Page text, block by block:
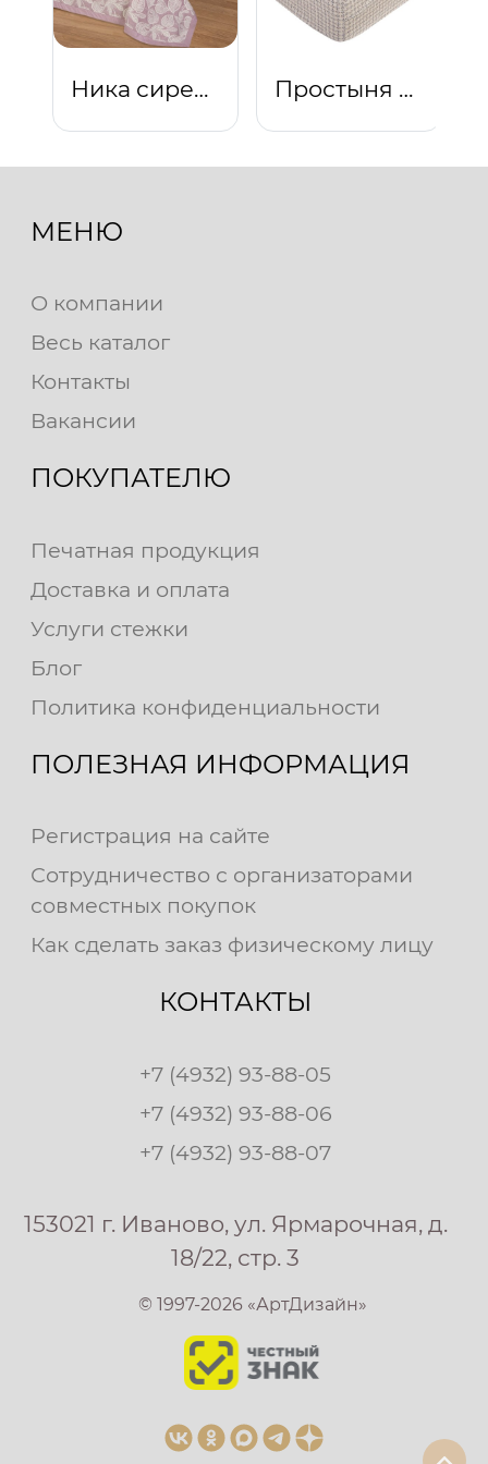
Ника сиреневая Простыня на резинке "Италия"
МЕНЮ
О компании
Весь каталог
Контакты
Вакансии
ПОКУПАТЕЛЮ
Печатная продукция
Доставка и оплата
Услуги стежки
Блог
Политика конфиденциальности
ПОЛЕЗНАЯ ИНФОРМАЦИЯ
Регистрация на сайте
Сотрудничество с организаторами
совместных покупок
Как сделать заказ физическому лицу
КОНТАКТЫ
+7 (4932) 93-88-05
+7 (4932) 93-88-06
+7 (4932) 93-88-07
153021 г. Иваново, ул. Ярмарочная, д.
18/22, стр. 3
© 1997-2026 «АртДизайн»